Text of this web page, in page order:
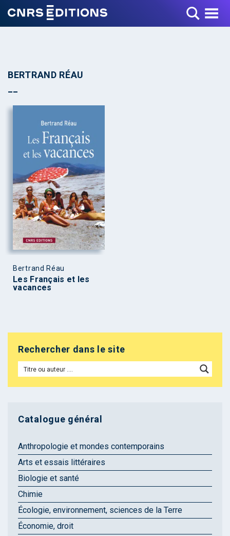
Toggle Menu
BERTRAND RÉAU
Bertrand Réau
Les Français et les
vacances
Rechercher dans le site
Catalogue général
Anthropologie et mondes contemporains
Arts et essais littéraires
Biologie et santé
Chimie
Écologie, environnement, sciences de la Terre
Économie, droit